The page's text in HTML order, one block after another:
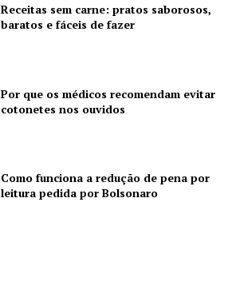
Receitas sem carne: pratos saborosos,
baratos e fáceis de fazer
Por que os médicos recomendam evitar
cotonetes nos ouvidos
Como funciona a redução de pena por
leitura pedida por Bolsonaro